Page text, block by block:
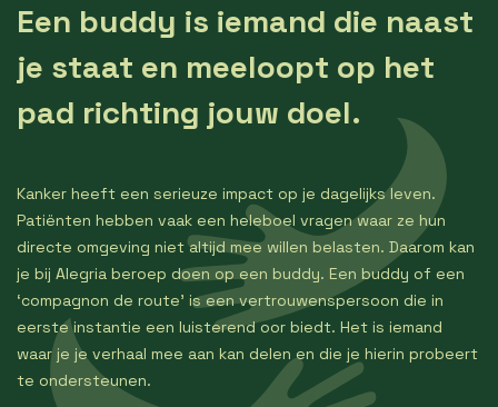
Een buddy is iemand die naast
je staat en meeloopt op het
pad richting jouw doel.
Kanker heeft een serieuze impact op je dagelijks leven.
Patiënten hebben vaak een heleboel vragen waar ze hun
directe omgeving niet altijd mee willen belasten. Daarom kan
je bij Alegria beroep doen op een buddy. Een buddy of een
‘compagnon de route’ is een vertrouwenspersoon die in
eerste instantie een luisterend oor biedt. Het is iemand
waar je je verhaal mee aan kan delen en die je hierin probeert
te ondersteunen.